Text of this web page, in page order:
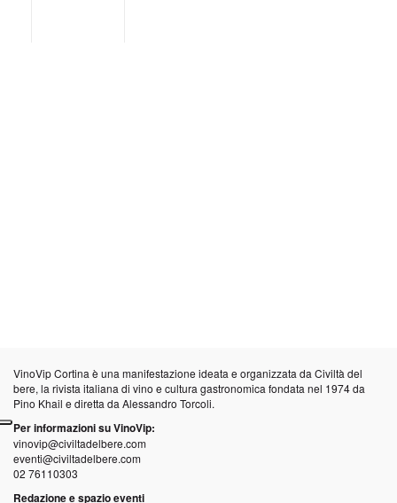
VinoVip Cortina è una manifestazione ideata e organizzata da Civiltà del
bere, la rivista italiana di vino e cultura gastronomica fondata nel 1974 da
Pino Khail e diretta da Alessandro Torcoli.
Per informazioni su VinoVip:
vinovip@civiltadelbere.com
eventi@civiltadelbere.com
02 76110303
Redazione e spazio eventi